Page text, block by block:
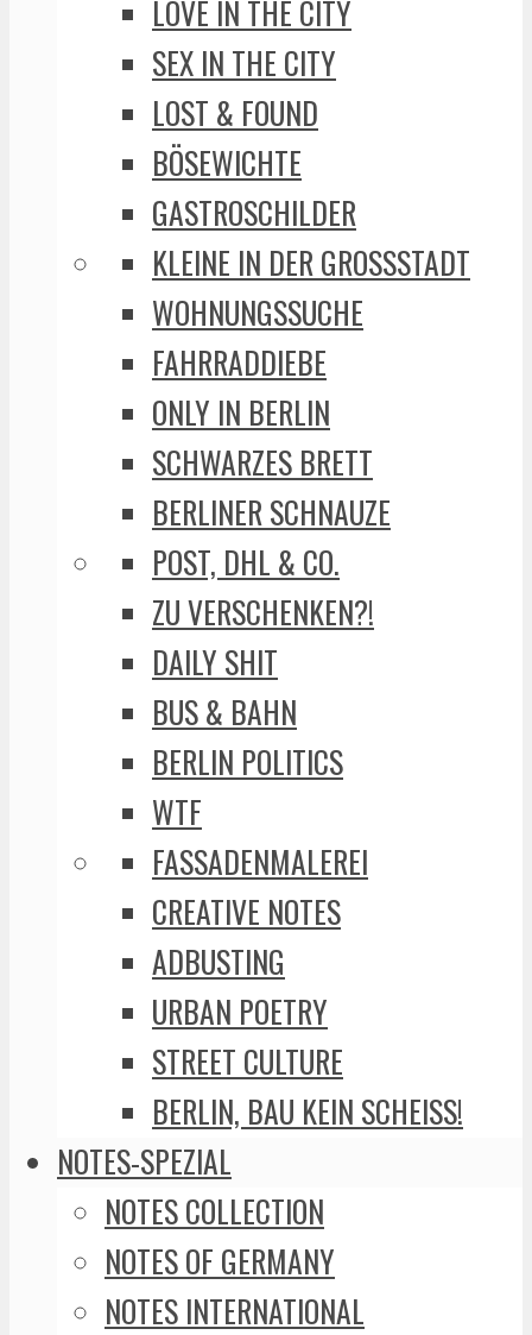
LOVE IN THE CITY
SEX IN THE CITY
LOST & FOUND
BÖSEWICHTE
GASTROSCHILDER
KLEINE IN DER GROSSSTADT
WOHNUNGSSUCHE
FAHRRADDIEBE
ONLY IN BERLIN
SCHWARZES BRETT
BERLINER SCHNAUZE
POST, DHL & CO.
ZU VERSCHENKEN?!
DAILY SHIT
BUS & BAHN
BERLIN POLITICS
WTF
FASSADENMALEREI
CREATIVE NOTES
ADBUSTING
URBAN POETRY
STREET CULTURE
BERLIN, BAU KEIN SCHEISS!
NOTES-SPEZIAL
NOTES COLLECTION
NOTES OF GERMANY
NOTES INTERNATIONAL